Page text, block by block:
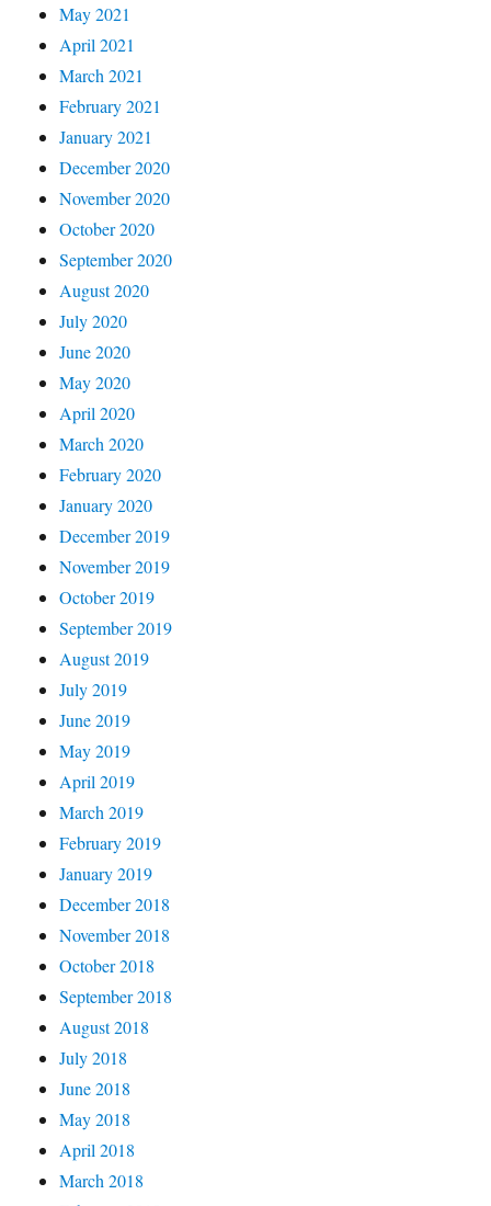
May 2021
April 2021
March 2021
February 2021
January 2021
December 2020
November 2020
October 2020
September 2020
August 2020
July 2020
June 2020
May 2020
April 2020
March 2020
February 2020
January 2020
December 2019
November 2019
October 2019
September 2019
August 2019
July 2019
June 2019
May 2019
April 2019
March 2019
February 2019
January 2019
December 2018
November 2018
October 2018
September 2018
August 2018
July 2018
June 2018
May 2018
April 2018
March 2018